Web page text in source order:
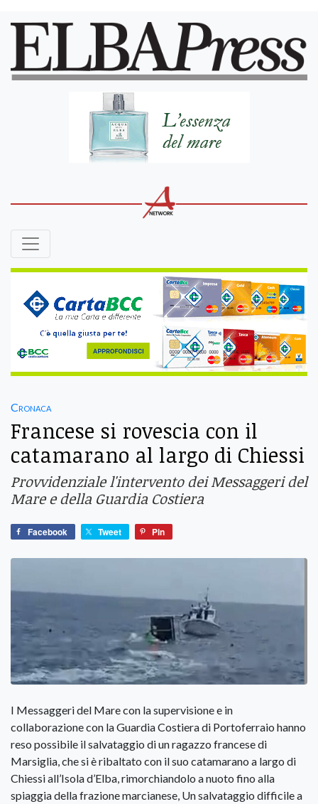
Cronaca
Francese si rovescia con il
catamarano al largo di Chiessi
Provvidenziale l'intervento dei Messaggeri del
Mare e della Guardia Costiera
Facebook Tweet Pin
I Messaggeri del Mare con la supervisione e in
collaborazione con la Guardia Costiera di Portoferraio hanno
reso possibile il salvataggio di un ragazzo francese di
Marsiglia, che si è ribaltato con il suo catamarano a largo di
Chiessi all’Isola d’Elba, rimorchiandolo a nuoto fino alla
spiaggia della frazione marcianese, Un salvataggio difficile a